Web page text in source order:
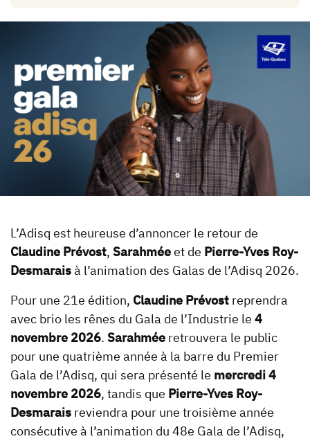
L’Adisq est heureuse d’annoncer le retour de
Claudine Prévost, Sarahméeet de Pierre-Yves Roy-
Desmaraisà l’animation des Galas de l’Adisq 2026.
Pour une 21e édition, Claudine Prévost reprendra
avec brio les rênes du Gala de l’Industrie le 4
novembre 2026. Sarahmée retrouvera le public
pour une quatrième année à la barre du Premier
Gala de l’Adisq, qui sera présenté le mercredi 4
novembre 2026, tandis que Pierre-Yves Roy-
Desmarais reviendra pour une troisième année
consécutive à l’animation du 48e Gala de l’Adisq,